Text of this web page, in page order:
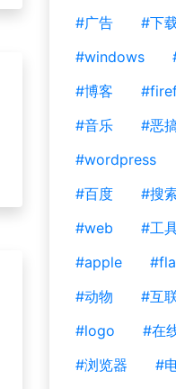
#广告
#下
#windows
#博客
#音乐
#恶
#wordpress
#百度
#搜
#web
#工
#apple
#动物
#互
#logo
#在
#浏览器
#